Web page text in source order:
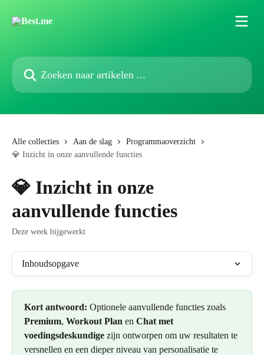
Zoeken naar artikelen ...
Alle collecties Aan de slag
Programmaoverzicht
💎 Inzicht in onze aanvullende functies
💎 Inzicht in onze
aanvullende functies
Deze week bijgewerkt
Inhoudsopgave
Kort antwoord: Optionele aanvullende functies zoals
Premium, Workout Plan en Chat met
voedingsdeskundige zijn ontworpen om uw resultaten te
versnellen en een dieper niveau van personalisatie te